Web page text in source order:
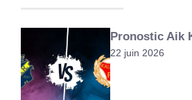
Pronostic Aik
22 juin 2026